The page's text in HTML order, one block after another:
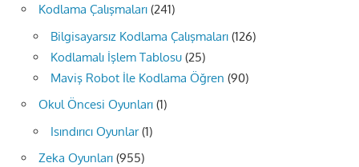
Kodlama Çalışmaları (241)
Bilgisayarsız Kodlama Çalışmaları (126)
Kodlamalı İşlem Tablosu (25)
Maviş Robot İle Kodlama Öğren (90)
Okul Öncesi Oyunları (1)
Isındırıcı Oyunlar(1)
Zeka Oyunları (955)